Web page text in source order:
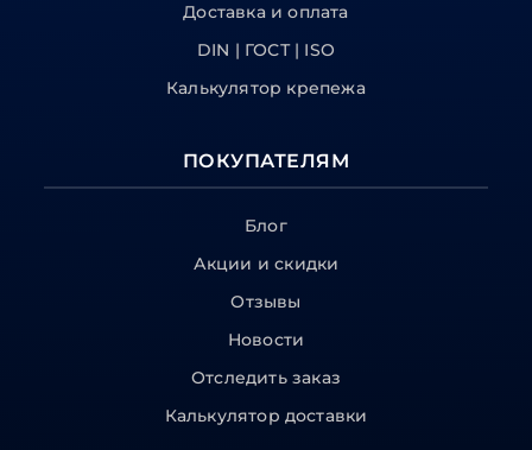
Доставка и оплата
DIN | ГОСТ | ISO
Калькулятор крепежа
ПОКУПАТЕЛЯМ
Блог
Акции и скидки
Отзывы
Новости
Отследить заказ
Калькулятор доставки